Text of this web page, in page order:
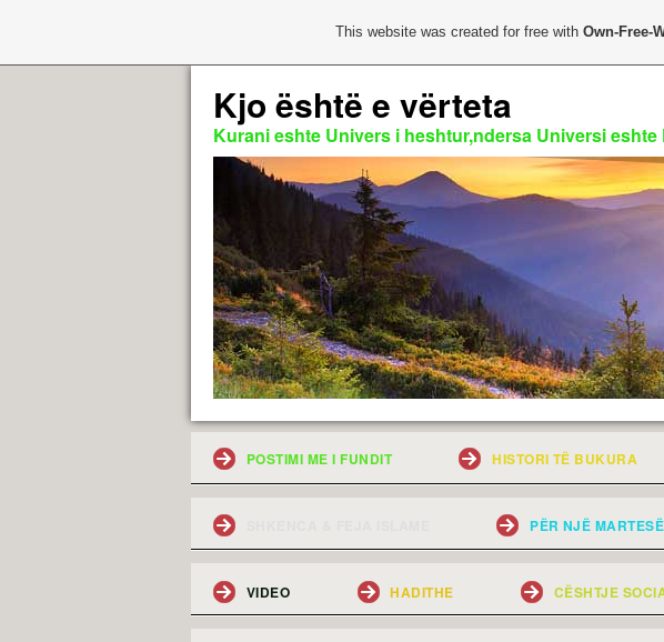
Kjo është e vërteta
Kurani eshte Univers i heshtur,ndersa Universi
POSTIMI ME I FUNDIT HISTORI TË BUKURA
PËR NJË
VIDEO HADITHE CËSHTJE
This website was created for free withOwn-Free-